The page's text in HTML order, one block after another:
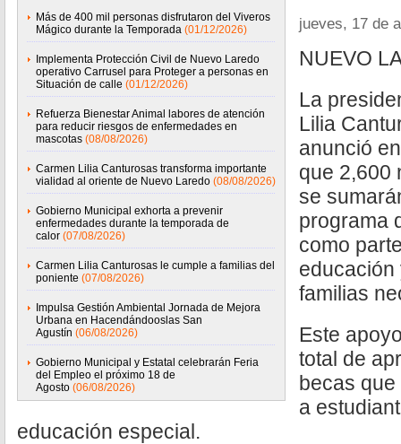
Más de 400 mil personas disfrutaron del Viveros
Mágico durante la Temporada (01/12/2026)
Implementa Protección Civil de Nuevo Laredo
operativo Carrusel para Proteger a personas en
Situación de calle (01/12/2026)
Refuerza Bienestar Animal labores de atención
para reducir riesgos de enfermedades en
mascotas (08/08/2026)
Carmen Lilia Canturosas transforma importante
vialidad al oriente de Nuevo Laredo (08/08/2026)
Gobierno Municipal exhorta a prevenir
enfermedades durante la temporada de
calor (07/08/2026)
Carmen Lilia Canturosas le cumple a familias del
poniente (07/08/2026)
Impulsa Gestión Ambiental Jornada de Mejora
Urbana en Hacendándooslas San
Agustín (06/08/2026)
Gobierno Municipal y Estatal celebrarán Feria
del Empleo el próximo 18 de
Agosto (06/08/2026)
jueves, 17 de
NUEVO
La
Lilia
anunció
que 2,600
se
programa
como
educación
familias
Este
total de
becas
a
educación especial.